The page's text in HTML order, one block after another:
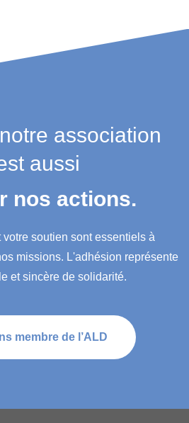
association
aussi
nos actions.
soutien sont essentiels à
missions. L'adhésion représente
et sincère de solidarité.
membre de l’ALD